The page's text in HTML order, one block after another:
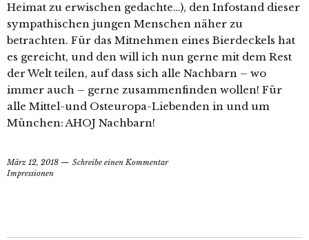
Heimat zu erwischen gedachte…), den Infostand dieser
sympathischen jungen Menschen näher zu
betrachten. Für das Mitnehmen eines Bierdeckels hat
es gereicht, und den will ich nun gerne mit dem Rest
der Welt teilen, auf dass sich alle Nachbarn – wo
immer auch – gerne zusammenfinden wollen! Für
alle Mittel-und Osteuropa-Liebenden in und um
München: AHOJ Nachbarn!
März 12, 2018
Schreibe einen Kommentar
Impressionen